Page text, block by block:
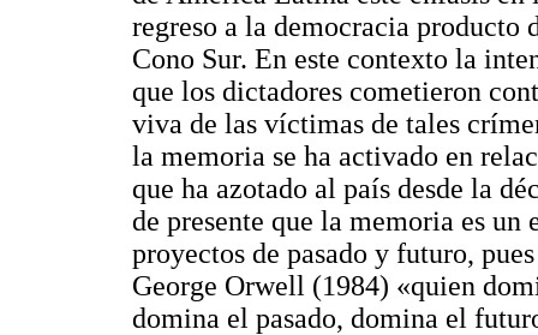
regreso a la democracia producto
Cono Sur. En este contexto la
que los dictadores cometieron
viva de las víctimas de tales
la memoria se ha activado en
que ha azotado al país desde la
de presente que la memoria es
proyectos de pasado y futuro,
George Orwell (1984) «quien
domina el pasado, domina el